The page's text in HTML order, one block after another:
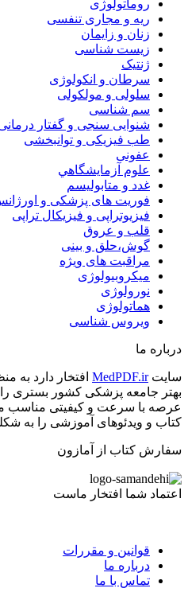
روماتولوژی
ریه و مجاری تنفسی
زنان و زایمان
زیست شناسی
ژنتیک
سرطان و انکولوژی
سلولی و مولکولی
سم شناسی
شنوایی سنجی و گفتار
طب فیزیکی و توانبخشی
عفونی
علوم آزمايشگاهي
غدد و متابولیسم
فوریت های پزشکی و
فیزیوتراپی و فیزیکال تراپی
قلب و عروق
گوش،حلق و بینی
مراقبت های ویژه
میکروبیولوژی
نورولوژی
هماتولوژی
ویروس شناسی
درباره ما
سایتMedPDF.ir افتخار دارد
بهتر جامعه پزشکی کشور بستری را
عرصه با سرعت و کیفیتی مناسب
کتاب و ویدئوهای آموزشی را به
سفارش کتاب از آمازون
اعتماد شما افتخار ماست
قوانین و مقررات
درباره ما
تماس با ما